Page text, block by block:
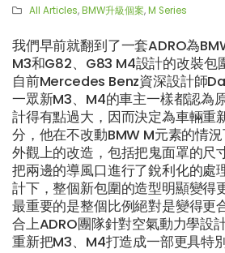
All Articles,BMW升級個案,M Series
我們早前就翻到了一套ADRO為
M3和G82、G83 M4設計的改裝包
自前Mercedes Benz資深設計師
一眾新M3、M4的車主一樣都認為
計得有點過大，因而決定為車輛重
分，他在不改動BMW M元素的情
外觀上的改造，包括把鬼面罩的尺
把兩邊的導風口進行了銳利化的處
計下，整個新包圍的造型明顯變得
最重要的是整個比例絕對是變得更
合上ADRO團隊針對空氣動力學設
重新把M3、M4打造成一部更具特